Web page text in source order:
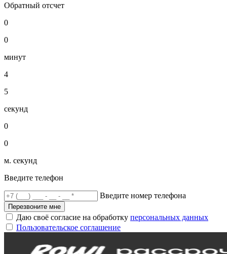
Обратный отсчет
0
0
минут
4
5
секунд
0
0
м. секунд
Введите телефон
Введите номер телефона
Перезвоните мне
Даю своё согласие на обработку персональных данных
Пользовательское соглашение